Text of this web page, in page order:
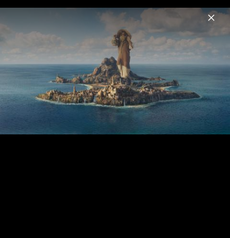
Menu
News Musik Videos Fotos
Jim Knopf und die Wilde 13 - Der Kinofilm